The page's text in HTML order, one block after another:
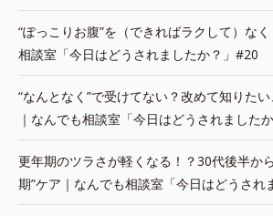
“ぽっこりお腹”を（できればラクして）な
相談室「今日はどうされましたか？」#20
“なんとなく”で受けてない？改めて知りた
｜なんでも相談室「今日はどうされました
更年期のツラさが軽くなる！？30代後半か
期”ケア｜なんでも相談室「今日はどうされ